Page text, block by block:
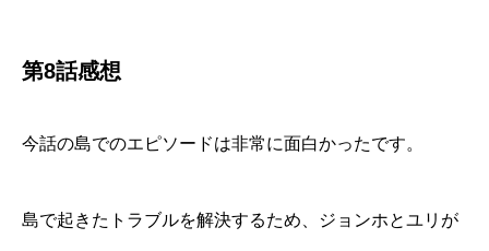
第8話感想
今話の島でのエピソードは非常に面白かったです。
島で起きたトラブルを解決するため、ジョンホとユリが